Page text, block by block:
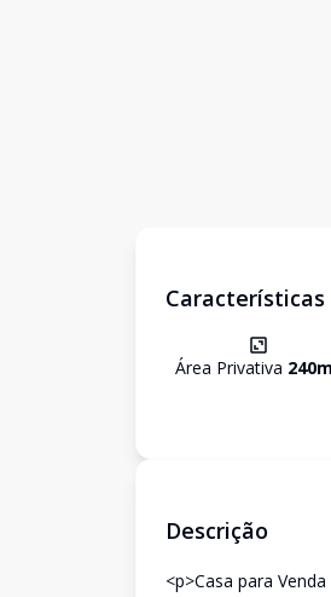
Características
Área Privativa 240
Descrição
<p>Casa para